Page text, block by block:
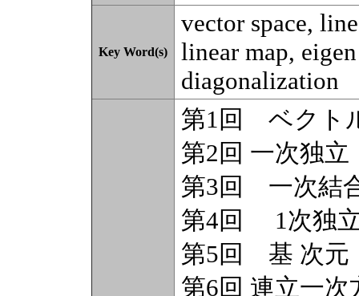
Key Word(s)
vector space,
linear map,
diagonalization
第1回 ベクト
第2回 一次独
第3回 一次結
第4回 1次独
第5回 基 次
第6回 連立一